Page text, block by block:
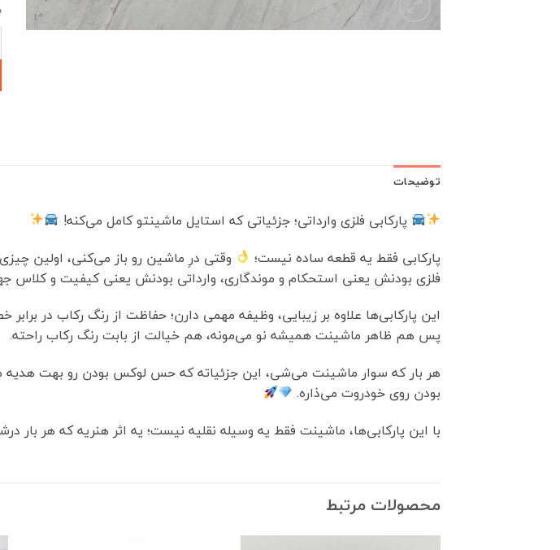
توضیحات
پارکابی فلزی وارداتی؛ جزئیاتی که استایل ماشینتو کامل می‌کنه!
پارکابی فقط یه قطعه ساده نیست؛
وقتی درِ ماشین رو باز می‌کنی، اولین
فلزی بودنش یعنی استحکام و موندگاری، وارداتی بودنش یعنی کیفیت و کلاس
این پارکابی‌ها علاوه بر زیبایی، وظیفه مهمی دارن؛ حفاظت از رنگ رکاب در
پس هم ظاهر ماشینت همیشه نو می‌مونه، هم خیالت از بابت رنگ رکاب راحته.
هر بار که سوار ماشینت می‌شی، این جزئیاته که حس لوکس بودن رو بهت هدیه
بودن روی خودروت می‌ذاره.
با این پارکابی‌ها، ماشینت فقط یه وسیله نقلیه نیست؛ یه اثر هنریه که هر بار
محصولات مرتبط